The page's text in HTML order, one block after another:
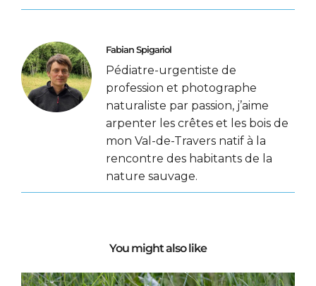
Fabian Spigariol
Pédiatre-urgentiste de
profession et photographe
naturaliste par passion, j’aime
arpenter les crêtes et les bois de
mon Val-de-Travers natif à la
rencontre des habitants de la
nature sauvage.
You might also like